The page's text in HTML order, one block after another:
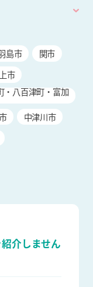
島市
関市
市
・八百津町・富加
中津川市
紹介しません